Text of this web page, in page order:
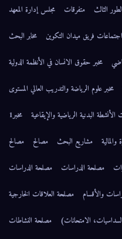
الثالث
متفرقات
مجلس إدارة المعهد
فريق ميدان التكوين
مخابر البحث
مخبر حقوق الانسان في الأنظمة الدولية
مخبر علوم الرياضة والتدريب العالي المستوى
البدنية الرياضية والإيقاعية
مخبر1
مشاريع البحث مصالح
مصالح
مصلحة الدراسات
مصلحة الدراسات
والأقسام
مصلحة العلاقات الخارجية
الامتحانات)
مصلحة النشاطات